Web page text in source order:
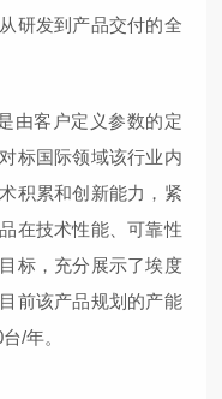
从研发到产品交付的全
由客户定义参数的定
标国际领域该行业内
积累和创新能力， 紧
在技术性能、可靠性
标，充分展示了埃度
目前该产品规划的产能
/年。